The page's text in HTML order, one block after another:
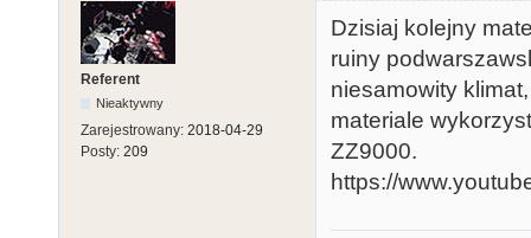
Referent
Nieaktywny
Zarejestrowany: 2018-04-29
Posty: 209
Dzisiaj kolejny
ruiny
niesamowity
materiale
ZZ9000.
https://